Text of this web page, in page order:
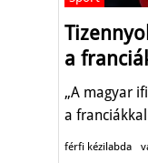
a
„A magyar
a
férfi kézilabda